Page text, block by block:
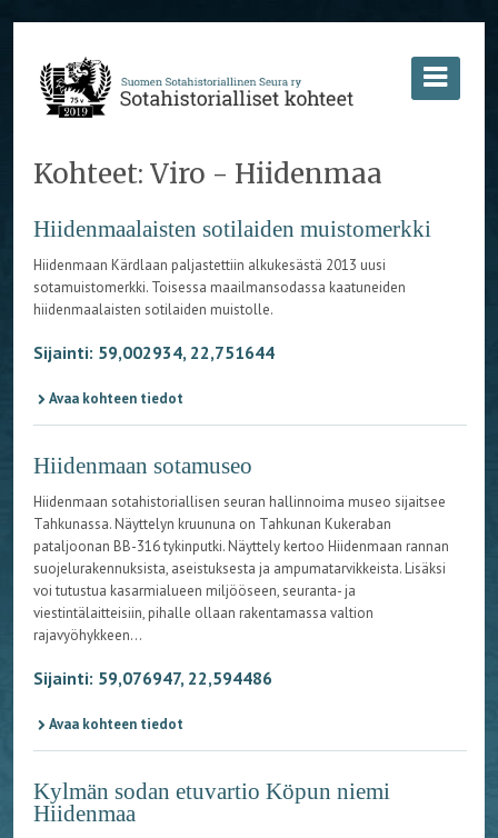
Kohteet: Viro - Hiidenmaa
Hiidenmaalaisten sotilaiden muistomerkki
Hiidenmaan Kärdlaan paljastettiin alkukesästä 2013 uusi
sotamuistomerkki. Toisessa maailmansodassa kaatuneiden
hiidenmaalaisten sotilaiden muistolle.
Sijainti: 59,002934, 22,751644
Avaa kohteen tiedot
Hiidenmaan sotamuseo
Hiidenmaan sotahistoriallisen seuran hallinnoima museo sijaitsee
Tahkunassa. Näyttelyn kruununa on Tahkunan Kukeraban
pataljoonan BB-316 tykinputki. Näyttely kertoo Hiidenmaan rannan
suojelurakennuksista, aseistuksesta ja ampumatarvikkeista. Lisäksi
voi tutustua kasarmialueen miljööseen, seuranta- ja
viestintälaitteisiin, pihalle ollaan rakentamassa valtion
rajavyöhykkeen...
Sijainti: 59,076947, 22,594486
Avaa kohteen tiedot
Kylmän sodan etuvartio Köpun niemi
Hiidenmaa